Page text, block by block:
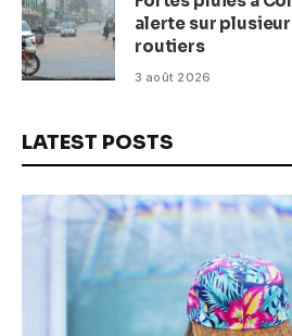
alerte sur
routiers
3 août 2026
LATEST POSTS